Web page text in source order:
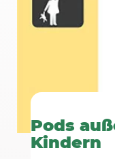
Mehr
Pods
Kindern